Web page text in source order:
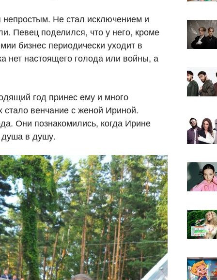
Не стал исключением и
Певец поделился, что у него, кроме
бизнес периодически уходит в
нет настоящего голода или войны, а
год принес ему и много
венчание с женой Ириной.
Они познакомились, когда Ирине
душа в душу.